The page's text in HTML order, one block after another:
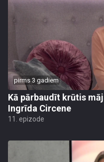
pirms 3 gadiem
Kā pārbaudīt krūtis
Ingrīda Circene
11. epizode